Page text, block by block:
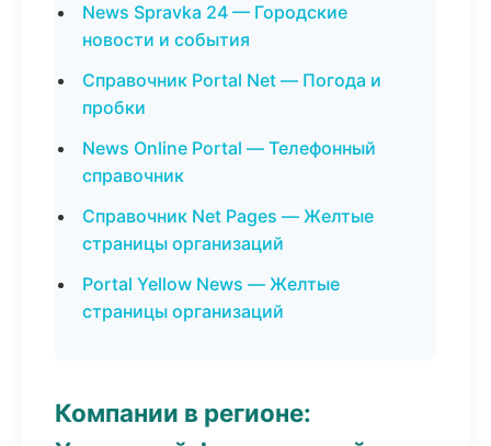
News Spravka 24 — Городские
новости и события
Справочник Portal Net — Погода и
пробки
News Online Portal — Телефонный
справочник
Справочник Net Pages — Желтые
страницы организаций
Portal Yellow News — Желтые
страницы организаций
Компании в регионе: